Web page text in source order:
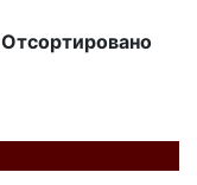
Отсортировано